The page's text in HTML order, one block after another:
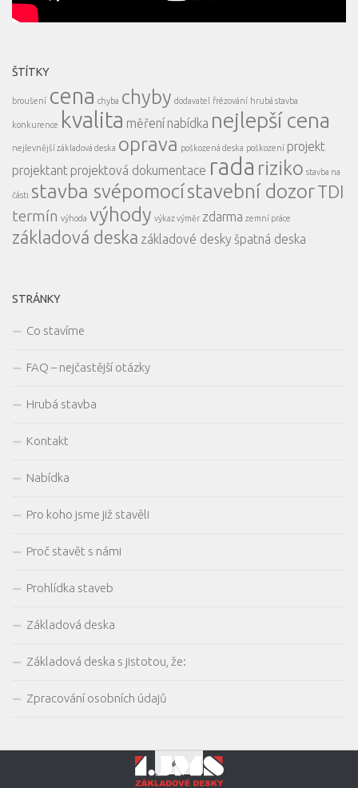
ŠTÍTKY
broušení cena chyba chyby dodavatel frézování hrubá stavba
konkurence kvalita měření nabídka nejlepší cena
nejlevnější základová deska oprava poškozená deska poškození projekt
projektant projektová dokumentace rada riziko stavba na
části stavba svépomocístavební dozorTDI
termín výhoda výhody výkaz výměr zdarma zemní práce
základová deska základové desky špatná deska
STRÁNKY
Co stavíme
FAQ – nejčastější otázky
Hrubá stavba
Kontakt
Nabídka
Pro koho jsme již stavěli
Proč stavět s námi
Prohlídka staveb
Základová deska
Základová deska s jistotou, že:
Zpracování osobních údajů